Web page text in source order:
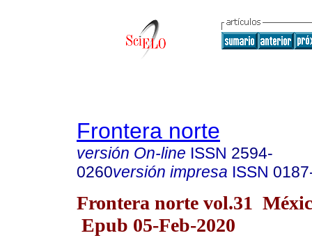
Frontera norte
versión On-line ISSN 2594-
0260versión impresa ISSN
Frontera norte vol.31
Epub 05-Feb-2020